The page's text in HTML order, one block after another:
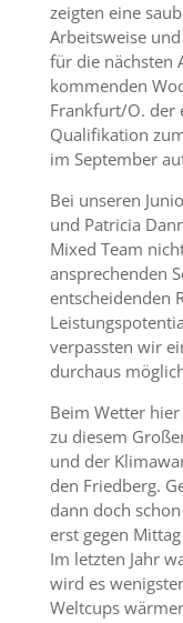
zeigten eine
Arbeitsweise
für die nächsten
kommenden
Frankfurt/O. der
Qualifikation
im September
Bei unseren
und Patricia
Mixed Team
ansprechenden
entscheidenden
verpassten wir
durchaus
Beim Wetter
zu diesem
und der
den Friedberg.
dann doch
erst gegen
Im letzten Jahr
wird es
Weltcups